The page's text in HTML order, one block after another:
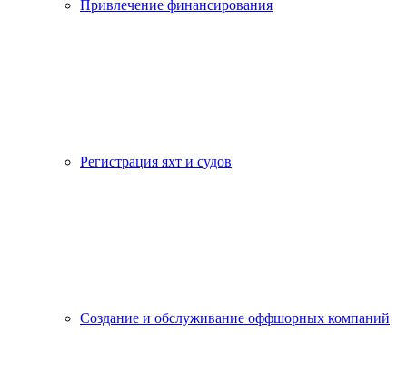
Привлечение финансирования
Регистрация яхт и судов
Создание и обслуживание оффшорных компаний